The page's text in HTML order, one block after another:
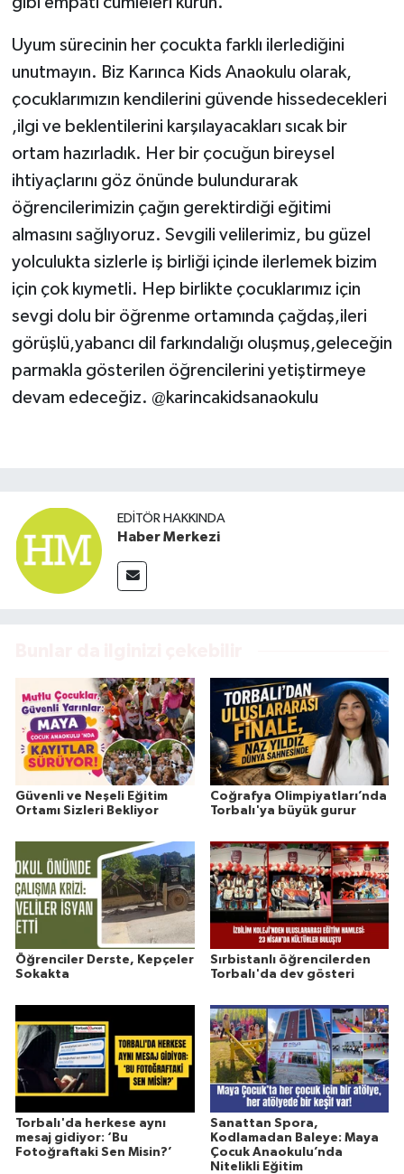
Uyum sürecinin her çocukta farklı ilerlediğini
unutmayın. Biz Karınca Kids Anaokulu olarak,
çocuklarımızın kendilerini güvende hissedecekleri
,ilgi ve beklentilerini karşılayacakları sıcak bir
ortam hazırladık. Her bir çocuğun bireysel
ihtiyaçlarını göz önünde bulundurarak
öğrencilerimizin çağın gerektirdiği eğitimi
almasını sağlıyoruz. Sevgili velilerimiz, bu güzel
yolculukta sizlerle iş birliği içinde ilerlemek bizim
için çok kıymetli. Hep birlikte çocuklarımız için
sevgi dolu bir öğrenme ortamında çağdaş,ileri
görüşlü,yabancı dil farkındalığı oluşmuş,geleceğin
parmakla gösterilen öğrencilerini yetiştirmeye
devam edeceğiz. @karincakidsanaokulu
EDITÖR HAKKINDA
Haber Merkezi
Güvenli ve Neşeli Eğitim
Ortamı Sizleri Bekliyor
Coğrafya Olimpiyatları’nda
Torbalı'ya büyük gurur
Öğrenciler Derste, Kepçeler
Sokakta
Sırbistanlı öğrencilerden
Torbalı'da dev gösteri
Torbalı'da herkese aynı
mesaj gidiyor: ‘Bu
Fotoğraftaki Sen Misin?’
Sanattan Spora,
Kodlamadan Baleye: Maya
Çocuk Anaokulu’nda
Nitelikli Eğitim